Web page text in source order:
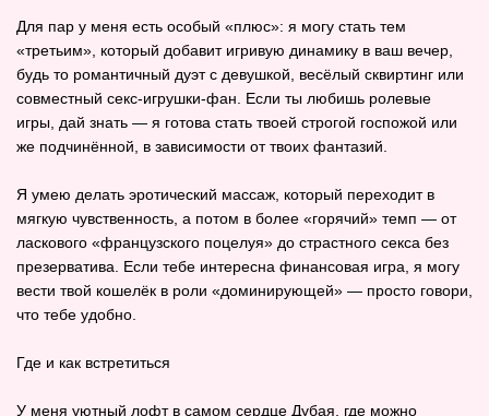
Для пар у меня есть особый «плюс»: я могу стать тем
«третьим», который добавит игривую динамику в ваш вечер,
будь то романтичный дуэт с девушкой, весёлый сквиртинг или
совместный секс‑игрушки‑фан. Если ты любишь ролевые
игры, дай знать — я готова стать твоей строгой госпожой или
же подчинённой, в зависимости от твоих фантазий.
Я умею делать эротический массаж, который переходит в
мягкую чувственность, а потом в более «горячий» темп — от
ласкового «французского поцелуя» до страстного секса без
презерватива. Если тебе интересна финансовая игра, я могу
вести твой кошелёк в роли «доминирующей» — просто говори,
что тебе удобно.
Где и как встретиться
У меня уютный лофт в самом сердце Дубая, где можно